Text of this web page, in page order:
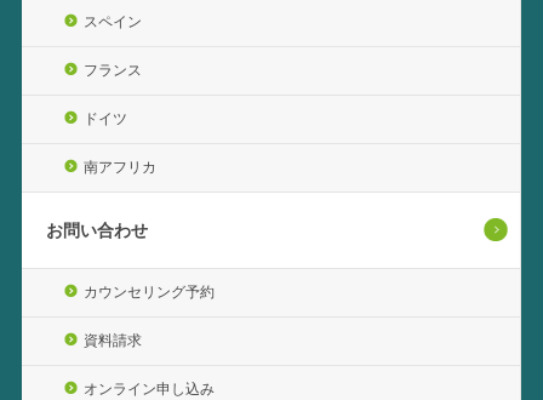
スペイン
フランス
ドイツ
南アフリカ
お問い合わせ
カウンセリング予約
資料請求
オンライン申し込み